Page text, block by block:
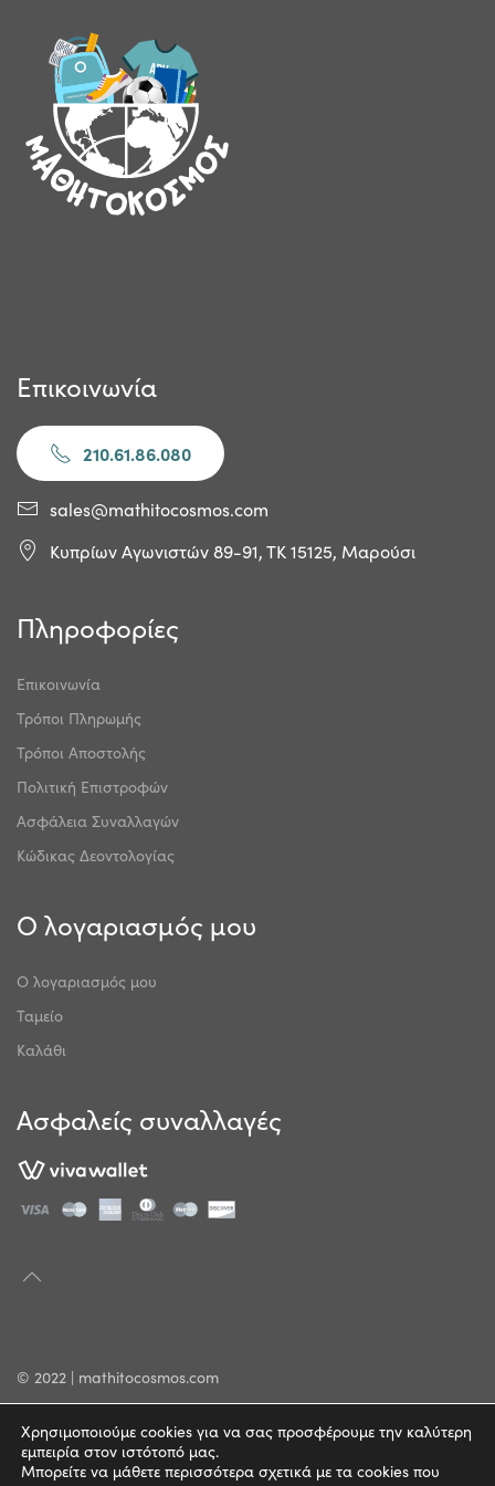
Επικοινωνία
210.61.86.080
sales@mathitocosmos.com
Κυπρίων Αγωνιστών 89-91, ΤΚ 15125, Μαρούσι
Πληροφορίες
Επικοινωνία
Τρόποι Πληρωμής
Τρόποι Αποστολής
Πολιτική Επιστροφών
Ασφάλεια Συναλλαγών
Κώδικας Δεοντολογίας
Ο λογαριασμός μου
Ο λογαριασμός μου
Ταμείο
Καλάθι
Ασφαλείς συναλλαγές
© 2022 | mathitocosmos.com
Όροι Χρήσης
Χρησιμοποιούμε cookies για να σας προσφέρουμε την καλύτερη
εμπειρία στον ιστότοπό μας.
Μπορείτε να μάθετε περισσότερα σχετικά με τα cookies που